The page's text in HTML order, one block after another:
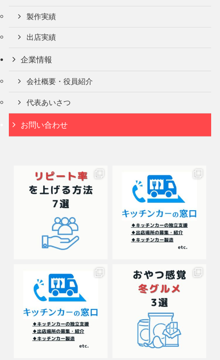
製作実績
出店実績
企業情報
会社概要・役員紹介
代表あいさつ
お問い合わせ